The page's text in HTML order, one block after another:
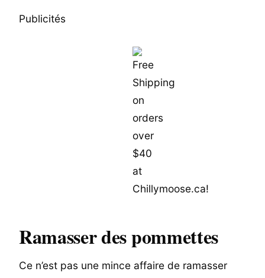
Publicités
Ramasser des pommettes
Ce n’est pas une mince affaire de ramasser